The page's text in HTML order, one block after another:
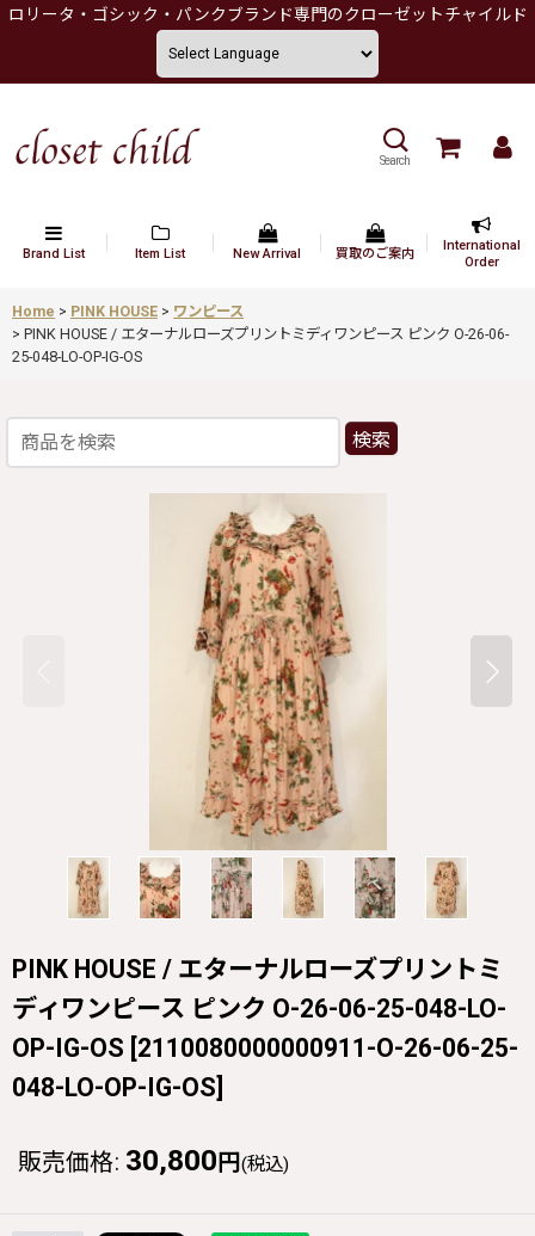
ロリータ・ゴシック・パンクブランド専門のクローゼットチャイルド
Search
Brand List Item List New Arrival 買取のご案内
International
Order
Home > PINK HOUSE > ワンピース
> PINK HOUSE / エターナルローズプリントミディワンピース ピンク O-26-06-
25-048-LO-OP-IG-OS
検索
PINK HOUSE / エターナルローズプリントミ
ディワンピース ピンク O-26-06-25-048-LO-
OP-IG-OS [2110080000000911-O-26-06-25-
048-LO-OP-IG-OS]
販売価格: 30,800 円 (税込)